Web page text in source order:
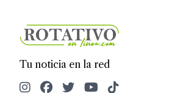
Tu noticia en la red